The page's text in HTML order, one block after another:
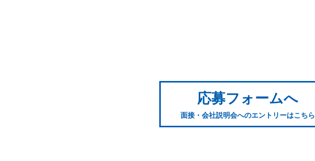
応募フォームへ
面接・会社説明会へのエントリーはこちら